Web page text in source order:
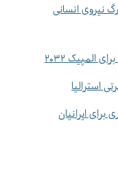
نیروی انسانی
المپیک ۲۰۳۲
استرالیا
ایرانیان